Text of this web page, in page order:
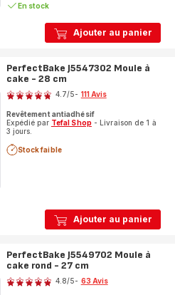
Ajouter au panier
En stock
Ajouter au panier
PerfectBake J5547302 Moule à
cake - 28 cm
Note
4.7/5- 111 Avis
Revêtement antiadhésif
Expédié par Tefal Shop- Livraison de 1 à
3 jours.
Stock faible
PerfectBake J5549702 Moule à
cake rond - 27 cm
Note
4.8/5- 63 Avis